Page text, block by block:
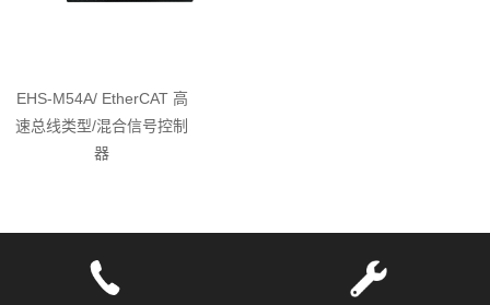
EHS-M54A/ EtherCAT 高
速总线类型/混合信号控制
器